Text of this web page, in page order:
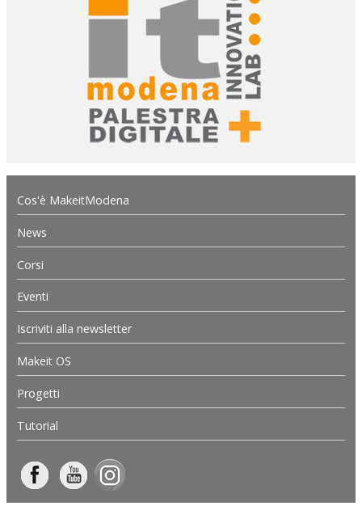
Cos'è MakeitModena
News
Corsi
Eventi
Iscriviti alla newsletter
Makeit OS
Progetti
Tutorial